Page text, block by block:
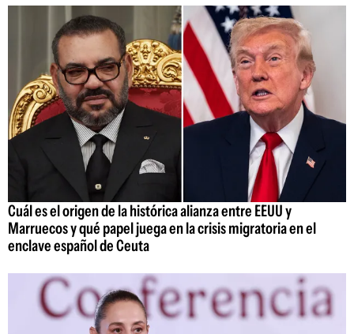
Cuál es el origen de la histórica alianza entre EEUU y
Marruecos y qué papel juega en la crisis migratoria en el
enclave español de Ceuta